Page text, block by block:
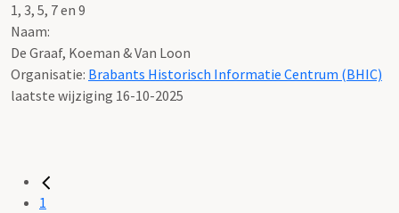
1, 3, 5, 7 en 9
Naam:
De Graaf, Koeman & Van Loon
Organisatie: Brabants Historisch Informatie Centrum (BHIC)
laatste wijziging 16-10-2025
1